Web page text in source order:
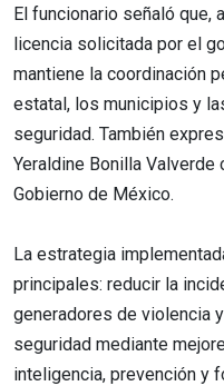
El funcionario señaló que,
licencia solicitada por el
mantiene la coordinación
estatal, los municipios y
seguridad. También
Yeraldine Bonilla
Gobierno de México.
La estrategia
principales: reducir la
generadores de violencia
seguridad mediante
inteligencia, prevención y